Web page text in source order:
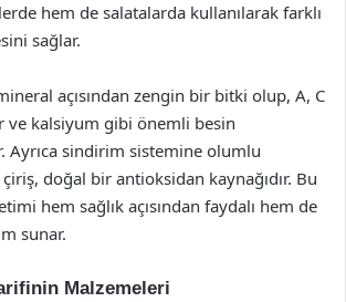
hem de salatalarda kullanılarak farklı
sağlar.
açısından zengin bir bitki olup, A, C
kalsiyum gibi önemli besin
Ayrıca sindirim sistemine olumlu
doğal bir antioksidan kaynağıdır. Bu
hem sağlık açısından faydalı hem de
sunar.
Malzemeleri